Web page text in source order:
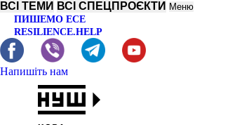
ВСІ ТЕМИ ВСІ СПЕЦПРОЄКТИ Меню
ПИШЕМО ЕСЕ
RESILIENCE.HELP
Напишіть нам